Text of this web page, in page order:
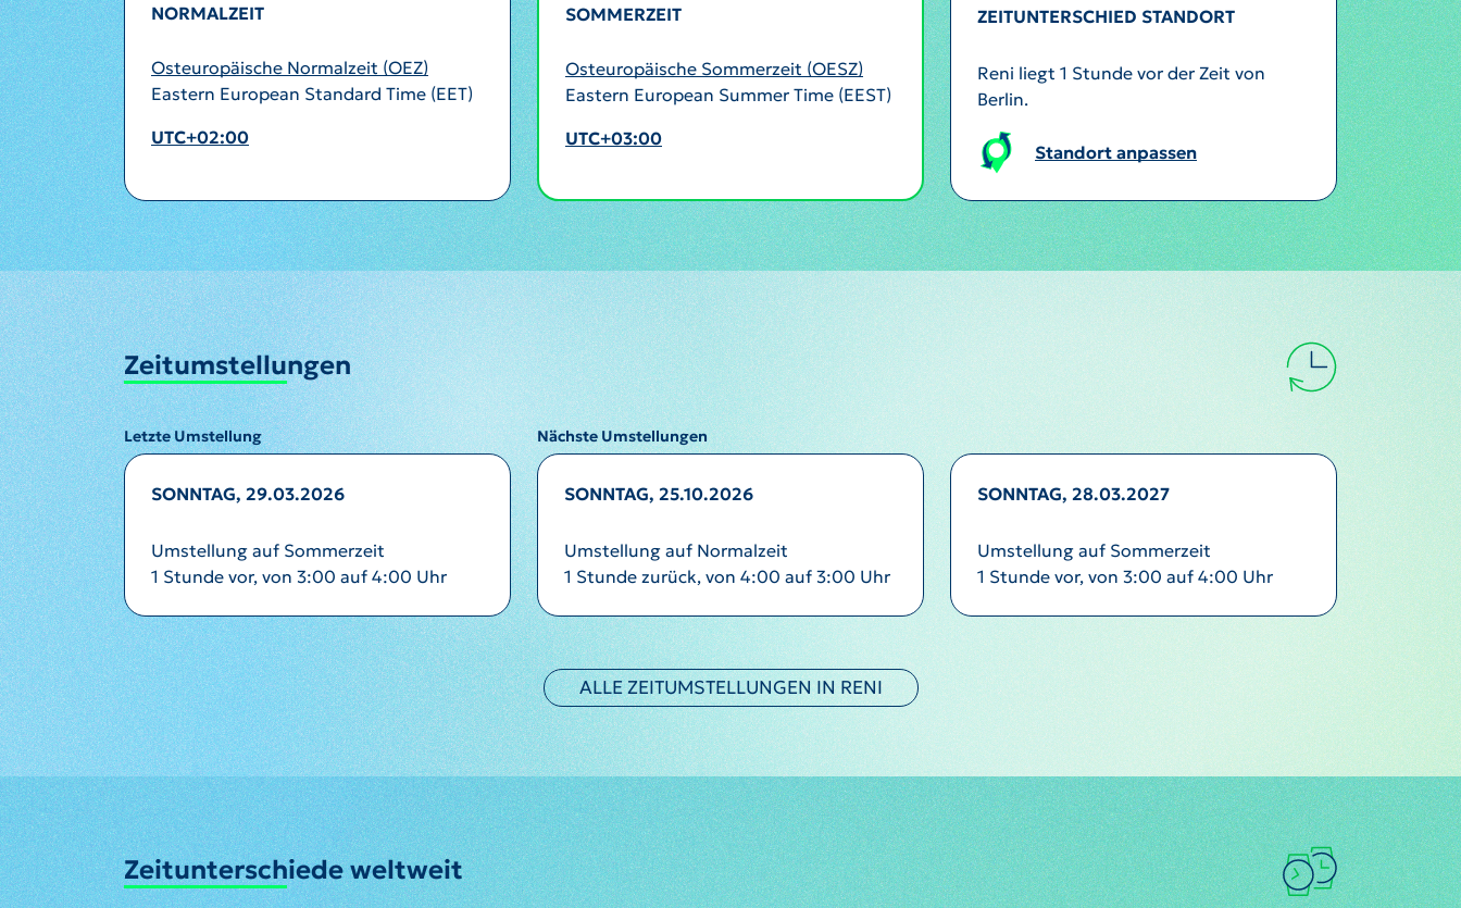
NORMALZEIT
Osteuropäische Normalzeit (OEZ)
Eastern European Standard Time (EET)
UTC+02:00
SOMMERZEIT
Osteuropäische Sommerzeit (OESZ)
Eastern European Summer Time (EEST)
UTC+03:00
ZEITUNTERSCHIED STANDORT
Reni liegt 1 Stunde vor der Zeit von
Berlin.
Standort anpassen
Zeitumstellungen
Letzte Umstellung Nächste Umstellungen
SONNTAG, 29.03.2026
Umstellung auf Sommerzeit
1 Stunde vor, von 3:00 auf 4:00 Uhr
SONNTAG, 25.10.2026
Umstellung auf Normalzeit
1 Stunde zurück, von 4:00 auf 3:00 Uhr
SONNTAG, 28.03.2027
Umstellung auf Sommerzeit
1 Stunde vor, von 3:00 auf 4:00 Uhr
ALLE ZEITUMSTELLUNGEN IN RENI
Zeitunterschiede weltweit